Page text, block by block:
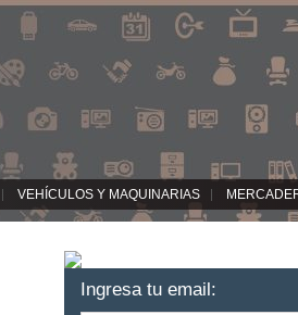
VEHÍCULOS Y MAQUINARIAS
Ingresa tu email: